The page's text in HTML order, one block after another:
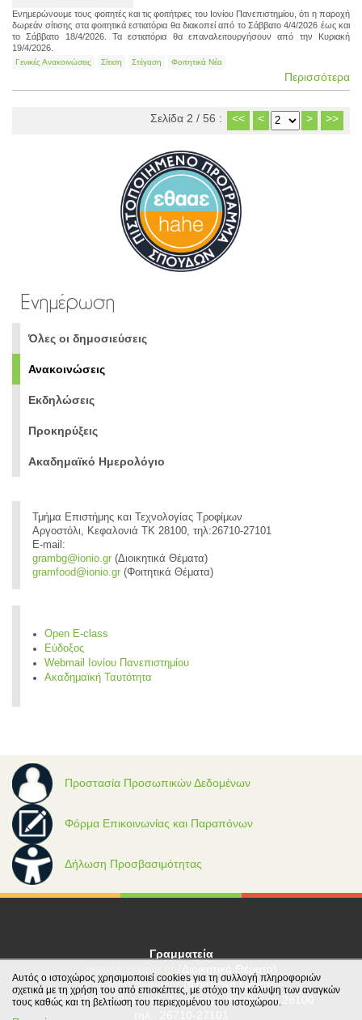
Ενημερώνουμε τους φοιτητές και τις φοιτήτριες του Ιονίου Πανεπιστημίου, ότι η παροχή
δωρεάν σίτισης στα φοιτητικά εστιατόρια θα διακοπεί από το Σάββατο 4/4/2026 έως και
το Σάββατο 18/4/2026. Τα εστιατόρια θα επαναλειτουργήσουν από την Κυριακή
19/4/2026.
Γενικές Ανακοινώσεις Σίτιση Στέγαση Φοιτητικά Νέα
Περισσότερα
Σελίδα 2 / 56 : << < > >>
Ενημέρωση
Όλες οι δημοσιεύσεις
Ανακοινώσεις
Εκδηλώσεις
Προκηρύξεις
Ακαδημαϊκό Ημερολόγιο
Τμήμα Επιστήμης και Τεχνολογίας Τροφίμων
Αργοστόλι, Κεφαλονιά ΤΚ 28100, τηλ:26710-27101
E-mail:
grambg@ionio.gr (Διοικητικά Θέματα)
gramfood@ionio.gr (Φοιτητικά Θέματα)
Open E-class
Εύδοξος
Webmail Ιονίου Πανεπιστημίου
Ακαδημαϊκή Ταυτότητα
Προστασία Προσωπικών Δεδομένων
Φόρμα Επικοινωνίας και Παραπόνων
Δήλωση Προσβασιμότητας
Γραμματεία
gramfood@ionio.gr(Φοιτητικά Θέματα)
Tέρμα Λεωφ. Βεργωτή, Αργοστόλι, Κεφαλονιά 28100
Αυτός ο ιστοχώρος χρησιμοποιεί cookies για τη συλλογή πληροφοριών
σχετικά με τη χρήση του από επισκέπτες, με στόχο την κάλυψη των αναγκών
τους καθώς και τη βελτίωση του περιεχομένου του ιστοχώρου.